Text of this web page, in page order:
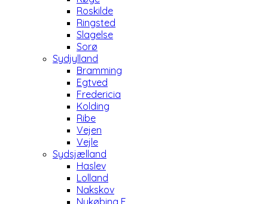
Roskilde
Ringsted
Slagelse
Sorø
Sydjylland
Bramming
Egtved
Fredericia
Kolding
Ribe
Vejen
Vejle
Sydsjælland
Haslev
Lolland
Nakskov
Nykøbing F